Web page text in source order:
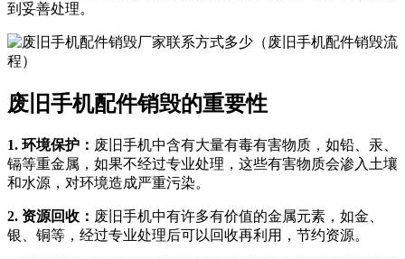
到妥善处理。
废旧手机配件销毁的重要性
1. 环境保护： 废旧手机中含有大量有毒有害物质，如铅、汞、
镉等重金属，如果不经过专业处理，这些有害物质会渗入土壤
和水源，对环境造成严重污染。
2. 资源回收： 废旧手机中有许多有价值的金属元素，如金、
银、铜等，经过专业处理后可以回收再利用，节约资源。